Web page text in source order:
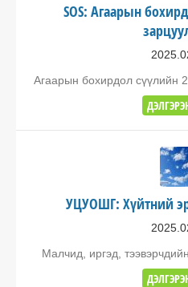
SOS: Агаарын
Агаарын бохирдол сүүлийн
УЦУОШГ: Хүйтний
Малчид, иргэд,